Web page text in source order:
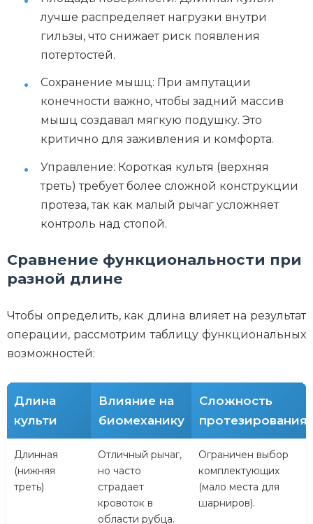
лучше распределяет нагрузки внутри
гильзы, что снижает риск появления
потертостей.
Сохранение мышц: При ампутации
конечности важно, чтобы задний массив
мышц создавал мягкую подушку. Это
критично для заживления и комфорта.
Управление: Короткая культя (верхняя
треть) требует более сложной конструкции
протеза, так как малый рычаг усложняет
контроль над стопой.
Сравнение функциональности при
разной длине
Чтобы определить, как длина влияет на результат
операции, рассмотрим таблицу функциональных
возможностей:
Длина
культи
Влияние на
биомеханику
Сложность
протезирования
Длинная
(нижняя
треть)
Отличный рычаг,
но часто
страдает
кровоток в
области рубца.
Ограничен выбор
комплектующих
(мало места для
шарниров).